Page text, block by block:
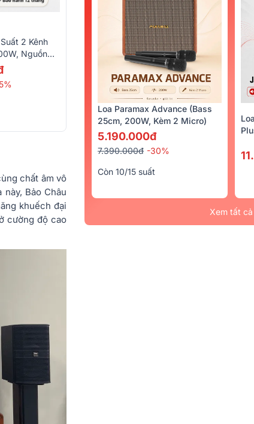
2 Kênh
Nguồn
H)
Vang Số BIK VK-R51 (5.1 Kênh)
6.590.000đ
9.370.000đ
-30%
Quà tặng220.000đ
5/5(12)
Loa Sub
5/5
chất âm vô
Bảo Châu
khuếch đại
cường độ cao
Loa Paramax Advance (Bass
25cm, 200W, Kèm 2 Micro)
5.190.000đ
7.390.000đ -30%
Còn 10/15 suất
Xem tất cả